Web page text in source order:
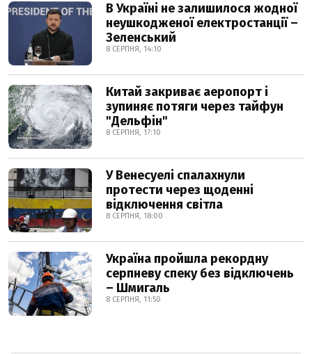
В Україні не залишилося жодної
неушкодженої електростанції –
Зеленський
8 СЕРПНЯ, 14:10
Китай закриває аеропорт і
зупиняє потяги через тайфун
"Дельфін"
8 СЕРПНЯ, 17:10
У Венесуелі спалахнули
протести через щоденні
відключення світла
8 СЕРПНЯ, 18:00
Україна пройшла рекордну
серпневу спеку без відключень
– Шмигаль
8 СЕРПНЯ, 11:50